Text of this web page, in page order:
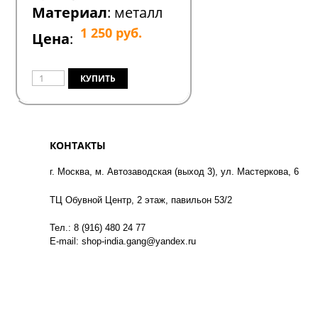
Материал: металл
Цена: 1 250 руб.
КОНТАКТЫ
г. Москва, м. Автозаводская (выход 3), ул. Мастеркова, 6
ТЦ Обувной Центр, 2 этаж, павильон 53/2
Тел.: 8 (916) 480 24 77
E-mail: shop-india.gang@yandex.ru